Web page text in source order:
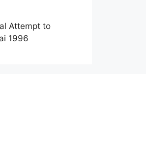
Attempt to
1996